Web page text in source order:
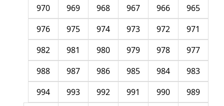
965
966
967
968
969
970
971
972
973
974
975
976
977
978
979
980
981
982
983
984
985
986
987
988
989
990
991
992
993
994